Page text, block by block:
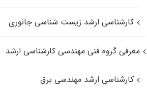
کارشناسی ارشد زیست‌ شناسی جانوری
معرفی گروه فنی مهندسی کارشناسی ارشد
کارشناسی ارشد مهندسی برق